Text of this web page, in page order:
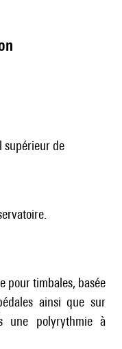
pour timbales, basée
ainsi que sur
une polyrythmie à